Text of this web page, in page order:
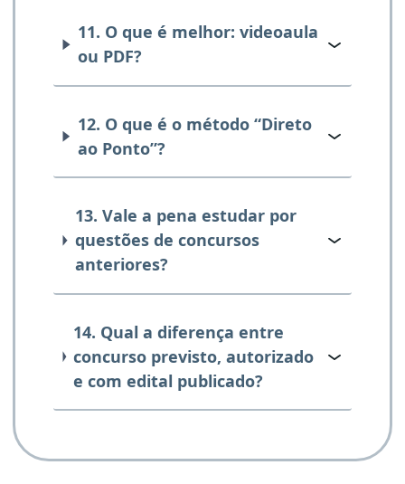
11. O que é melhor: videoaula
ou PDF?
12. O que é o método “Direto
ao Ponto”?
13. Vale a pena estudar por
questões de concursos
anteriores?
14. Qual a diferença entre
concurso previsto, autorizado
e com edital publicado?